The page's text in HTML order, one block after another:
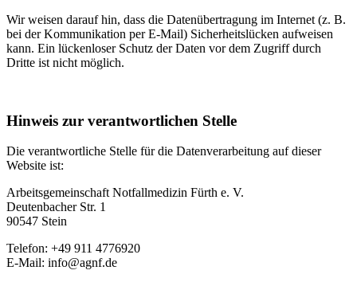
Wir weisen darauf hin, dass die Datenübertragung im Internet (z. B.
bei der Kommunikation per E-Mail) Sicherheitslücken aufweisen
kann. Ein lückenloser Schutz der Daten vor dem Zugriff durch
Dritte ist nicht möglich.
Hinweis zur verantwortlichen Stelle
Die verantwortliche Stelle für die Datenverarbeitung auf dieser
Website ist:
Arbeitsgemeinschaft Notfallmedizin Fürth e. V.
Deutenbacher Str. 1
90547 Stein
Telefon: +49 911 4776920
E-Mail: info@agnf.de